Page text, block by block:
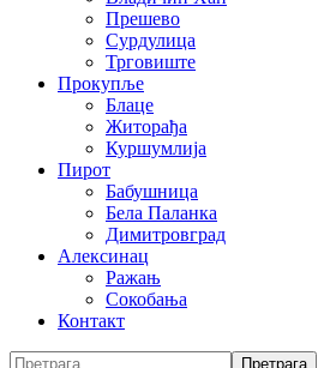
Прешево
Сурдулица
Трговиште
Прокупље
Блаце
Житорађа
Куршумлија
Пирот
Бабушница
Бела Паланка
Димитровград
Алексинац
Ражањ
Сокобања
Контакт